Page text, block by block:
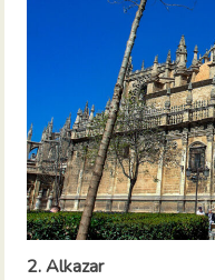
2. Alkazar